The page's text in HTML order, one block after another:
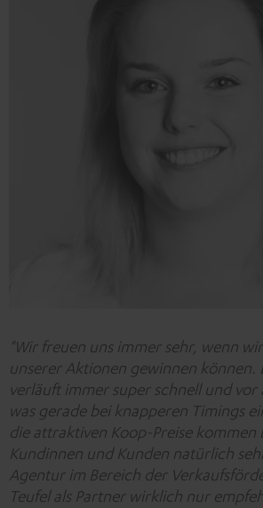
"Wir freuen uns immer sehr, wenn
unserer Aktionen gewinnen können.
verläuft immer super schnell und vor
was gerade bei knapperen Timings
die attraktiven Koop-Preise kommen
Kundinnen und Kunden natürlich
Agentur im Bereich der
Teufel als Partner wirklich nur